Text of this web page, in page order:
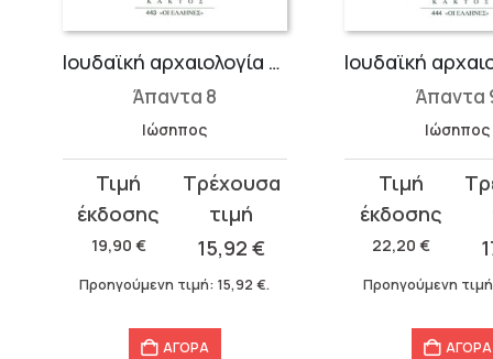
Ιουδαϊκή αρχαιολογία Ε΄-ΣΤ΄
Άπαντα 8
Ιώσηπος
19,90 €
Original
price
was:
19,90 €.
15,92€
τρέχουσα
τιμή
είναι:
Προηγούμενη τιμή: 15,92€.
ΑΓΟΡΑ
Άπαντα
Ιώσηπος
22,20€
Original
price
was:
22,20 €.
τρέχουσα
τιμή
είναι:
Προηγούμενη
ΑΓΟΡΑ